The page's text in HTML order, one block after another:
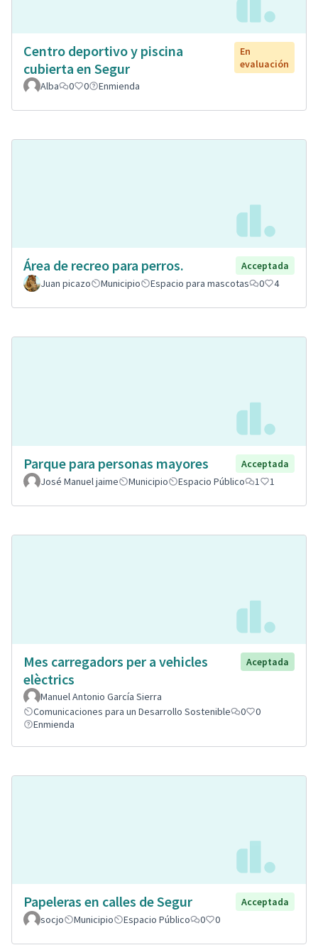
Centro deportivo y piscina
cubierta en Segur
En
evaluación
Alba
0 0 Enmienda
Área de recreo para perros.
Acceptada
Juan picazo
Municipio Espacio para mascotas 0 4
Parque para personas mayores
Acceptada
José Manuel jaime
Municipio Espacio Público 1 1
Mes carregadors per a vehicles
elèctrics
Aceptada
Manuel Antonio García Sierra
Comunicaciones para un Desarrollo Sostenible
0
0
Enmienda
Papeleras en calles de Segur
Acceptada
socjo
Municipio Espacio Público 0 0